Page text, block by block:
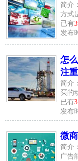
简介
方式
已有
发布
怎
注
简介
买的
已有
发布
微
简介
广告